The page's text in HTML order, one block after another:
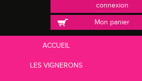
connexion
Mon panier
ACCUEIL
LES VIGNERONS